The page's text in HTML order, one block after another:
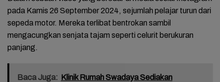
pada Kamis 26 September 2024, sejumlah pelajar turun dari
sepeda motor. Mereka terlibat bentrokan sambil
mengacungkan senjata tajam seperti celurit berukuran
panjang.
Baca Juga: Klinik Rumah Swadaya Sediakan